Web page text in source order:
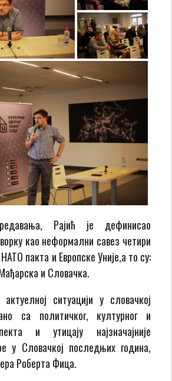
Рајић је дефинисао
као неформални савез четири
пакта и Европске Уније,а то су:
и Словачка.
ситуацији у словачкој
са политичког, културног и
и утицају најзначајније
у Словачкој последњих година,
Роберта Фица.